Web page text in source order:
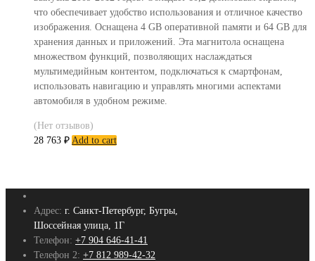
что обеспечивает удобство использования и отличное качество
изображения. Оснащена 4 GB оперативной памяти и 64 GB для
хранения данных и приложений. Эта магнитола оснащена
множеством функций, позволяющих наслаждаться
мультимедийным контентом, подключаться к смартфонам,
использовать навигацию и управлять многими аспектами
автомобиля в удобном режиме.
(Нет отзывов)
28 763 ₽ Add to cart
Адрес: г. Санкт-Петербург, Бугры,
Шоссейная улица, 1Г
Телефон: +7 904 646-41-41
Телефон 2: +7 812 989-42-32